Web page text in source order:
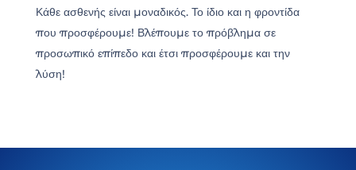
Κάθε ασθενής είναι μοναδικός. Το ίδιο και η φροντίδα
που προσφέρουμε! Βλέπουμε το πρόβλημα σε
προσωπικό επίπεδο και έτσι προσφέρουμε και την
λύση!